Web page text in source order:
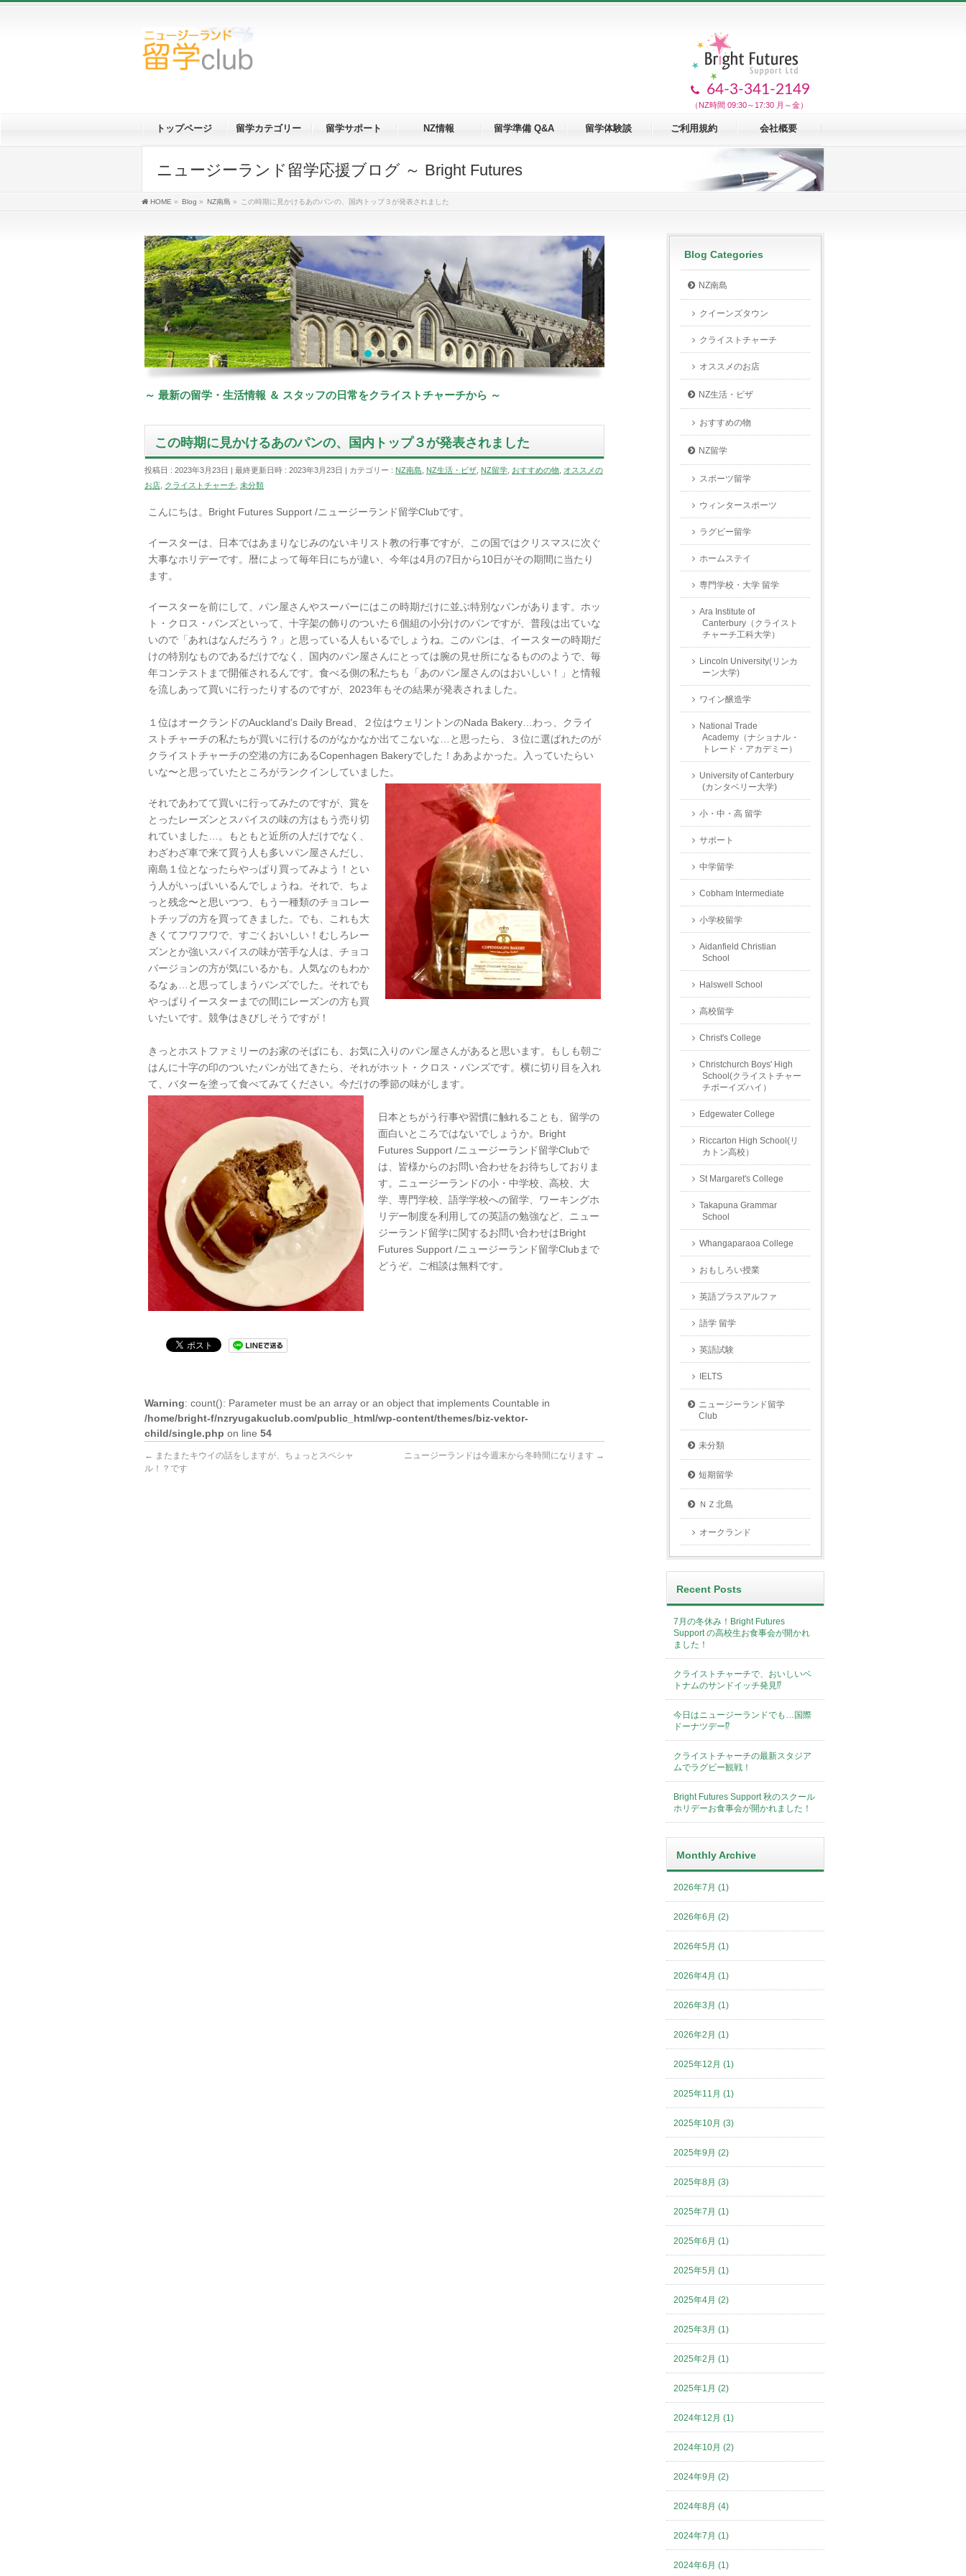
64-3-341-2149
（NZ時間 09:30～17:30 月～金）
トップページ 留学カテゴリー 留学サポート NZ情報 留学準備 Q&A 留学体験談 ご利用規約 会社概要
ニュージーランド留学応援ブログ ～ Bright Futures
HOME » Blog » NZ南島 » この時期に見かけるあのパンの、国内トップ３が発表されました
～ 最新の留学・生活情報 ＆ スタッフの日常をクライストチャーチから ～
この時期に見かけるあのパンの、国内トップ３が発表されました
投稿日 : 2023年3月23日 最終更新日時 : 2023年3月23日 カテゴリー : NZ南島, NZ生活・ビザ, NZ留学, おすすめの物, オススメの
お店, クライストチャーチ, 未分類
こんにちは。Bright Futures Support /ニュージーランド留学Clubです。
イースターは、日本ではあまりなじみのないキリスト教の行事ですが、この国ではクリスマスに次ぐ
大事なホリデーです。暦によって毎年日にちが違い、今年は4月の7日から10日がその期間に当たり
ます。
イースターを前にして、パン屋さんやスーパーにはこの時期だけに並ぶ特別なパンがあります。ホッ
ト・クロス・バンズといって、十字架の飾りのついた６個組の小分けのパンですが、普段は出ていな
いので「あれはなんだろう？」と思っている人もいるでしょうね。このパンは、イースターの時期だ
けの特別なものであるだけでなく、国内のパン屋さんにとっては腕の見せ所になるもののようで、毎
年コンテストまで開催されるんです。食べる側の私たちも「あのパン屋さんのはおいしい！」と情報
を流しあって買いに行ったりするのですが、2023年もその結果が発表されました。
１位はオークランドのAuckland's Daily Bread、２位はウェリントンのNada Bakery…わっ、クライ
ストチャーチの私たちが買いに行けるのがなかなか出てこないな…と思ったら、３位に選ばれたのが
クライストチャーチの空港の方にあるCopenhagen Bakeryでした！ああよかった。入っていたらい
いな〜と思っていたところがランクインしていました。
それであわてて買いに行ってみたのですが、賞を
とったレーズンとスパイスの味の方はもう売り切
れていました…。もともと近所の人だけでなく、
わざわざ車で来て買う人も多いパン屋さんだし、
南島１位となったらやっぱり買ってみよう！とい
う人がいっぱいいるんでしょうね。それで、ちょ
っと残念〜と思いつつ、もう一種類のチョコレー
トチップの方を買ってきました。でも、これも大
きくてフワフワで、すごくおいしい！むしろレー
ズンとか強いスパイスの味が苦手な人は、チョコ
バージョンの方が気にいるかも。人気なのもわか
るなぁ…と思ってしまうバンズでした。それでも
やっぱりイースターまでの間にレーズンの方も買
いたいです。競争はきびしそうですが！
きっとホストファミリーのお家のそばにも、お気に入りのパン屋さんがあると思います。もしも朝ご
はんに十字の印のついたパンが出てきたら、それがホット・クロス・バンズです。横に切り目を入れ
て、バターを塗って食べてみてください。今だけの季節の味がします。
日本とちがう行事や習慣に触れることも、留学の
面白いところではないでしょうか。Bright
Futures Support /ニュージーランド留学Clubで
は、皆様からのお問い合わせをお待ちしておりま
す。ニュージーランドの小・中学校、高校、大
学、専門学校、語学学校への留学、ワーキングホ
リデー制度を利用しての英語の勉強など、ニュー
ジーランド留学に関するお問い合わせはBright
Futures Support /ニュージーランド留学Clubまで
どうぞ。ご相談は無料です。
Warning: count(): Parameter must be an array or an object that implements Countable in
/home/bright-f/nzryugakuclub.com/public_html/wp-content/themes/biz-vektor-
child/single.php on line 54
← またまたキウイの話をしますが、ちょっとスペシャ
ル！？です
ニュージーランドは今週末から冬時間になります →
Blog Categories
NZ南島
クイーンズタウン
クライストチャーチ
オススメのお店
NZ生活・ビザ
おすすめの物
NZ留学
スポーツ留学
ウィンタースポーツ
ラグビー留学
ホームステイ
専門学校・大学 留学
Ara Institute of
Canterbury（クライスト
チャーチ工科大学）
Lincoln University(リンカ
ーン大学)
ワイン醸造学
National Trade
Academy（ナショナル・
トレード・アカデミー）
University of Canterbury
(カンタベリー大学)
小・中・高 留学
サポート
中学留学
Cobham Intermediate
小学校留学
Aidanfield Christian
School
Halswell School
高校留学
Christ's College
Christchurch Boys' High
School(クライストチャー
チボーイズハイ）
Edgewater College
Riccarton High School(リ
カトン高校）
St Margaret's College
Takapuna Grammar
School
Whangaparaoa College
おもしろい授業
英語プラスアルファ
語学 留学
英語試験
IELTS
ニュージーランド留学
Club
未分類
短期留学
ＮＺ北島
オークランド
Recent Posts
7月の冬休み！Bright Futures
Support の高校生お食事会が開かれ
ました！
クライストチャーチで、おいしいベ
トナムのサンドイッチ発見⁉︎
今日はニュージーランドでも…国際
ドーナツデー⁉︎
クライストチャーチの最新スタジア
ムでラグビー観戦！
Bright Futures Support 秋のスクール
ホリデーお食事会が開かれました！
Monthly Archive
2026年7月 (1)
2026年6月 (2)
2026年5月 (1)
2026年4月 (1)
2026年3月 (1)
2026年2月 (1)
2025年12月 (1)
2025年11月 (1)
2025年10月 (3)
2025年9月 (2)
2025年8月 (3)
2025年7月 (1)
2025年6月 (1)
2025年5月 (1)
2025年4月 (2)
2025年3月 (1)
2025年2月 (1)
2025年1月 (2)
2024年12月 (1)
2024年10月 (2)
2024年9月 (2)
2024年8月 (4)
2024年7月 (1)
2024年6月 (1)